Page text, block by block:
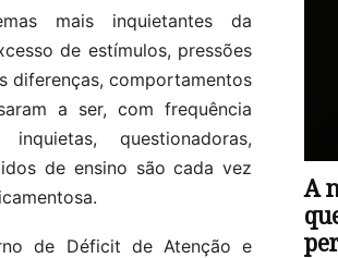
mais inquietantes da
de estímulos, pressões
diferenças, comportamentos
a ser, com frequência
questionadoras,
de ensino são cada vez
de Déficit de Atenção e
A